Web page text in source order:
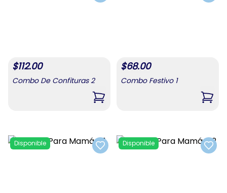
$112.00
Combo De Confituras 2
,Combo De Confituras 2
$68.00
Combo Festivo 1
,
Add to favorites
Disponible
Add
Disponible